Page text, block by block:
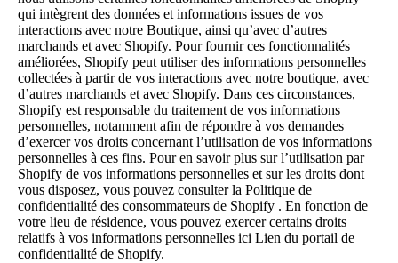
qui intègrent des données et informations issues de vos
interactions avec notre Boutique, ainsi qu’avec d’autres
marchands et avec Shopify. Pour fournir ces fonctionnalités
améliorées, Shopify peut utiliser des informations personnelles
collectées à partir de vos interactions avec notre boutique, avec
d’autres marchands et avec Shopify. Dans ces circonstances,
Shopify est responsable du traitement de vos informations
personnelles, notamment afin de répondre à vos demandes
d’exercer vos droits concernant l’utilisation de vos informations
personnelles à ces fins. Pour en savoir plus sur l’utilisation par
Shopify de vos informations personnelles et sur les droits dont
vous disposez, vous pouvez consulter la Politique de
confidentialité des consommateurs de Shopify . En fonction de
votre lieu de résidence, vous pouvez exercer certains droits
relatifs à vos informations personnelles ici Lien du portail de
confidentialité de Shopify.